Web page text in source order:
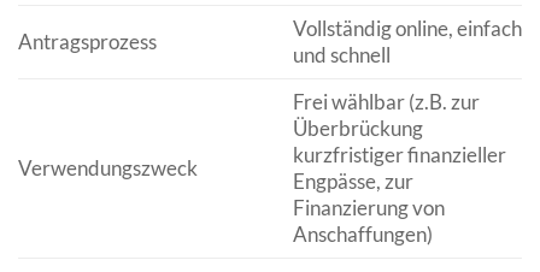
Antragsprozess
Vollständig online, einfach
und schnell
Verwendungszweck
Frei wählbar (z.B. zur
Überbrückung
kurzfristiger finanzieller
Engpässe, zur
Finanzierung von
Anschaffungen)